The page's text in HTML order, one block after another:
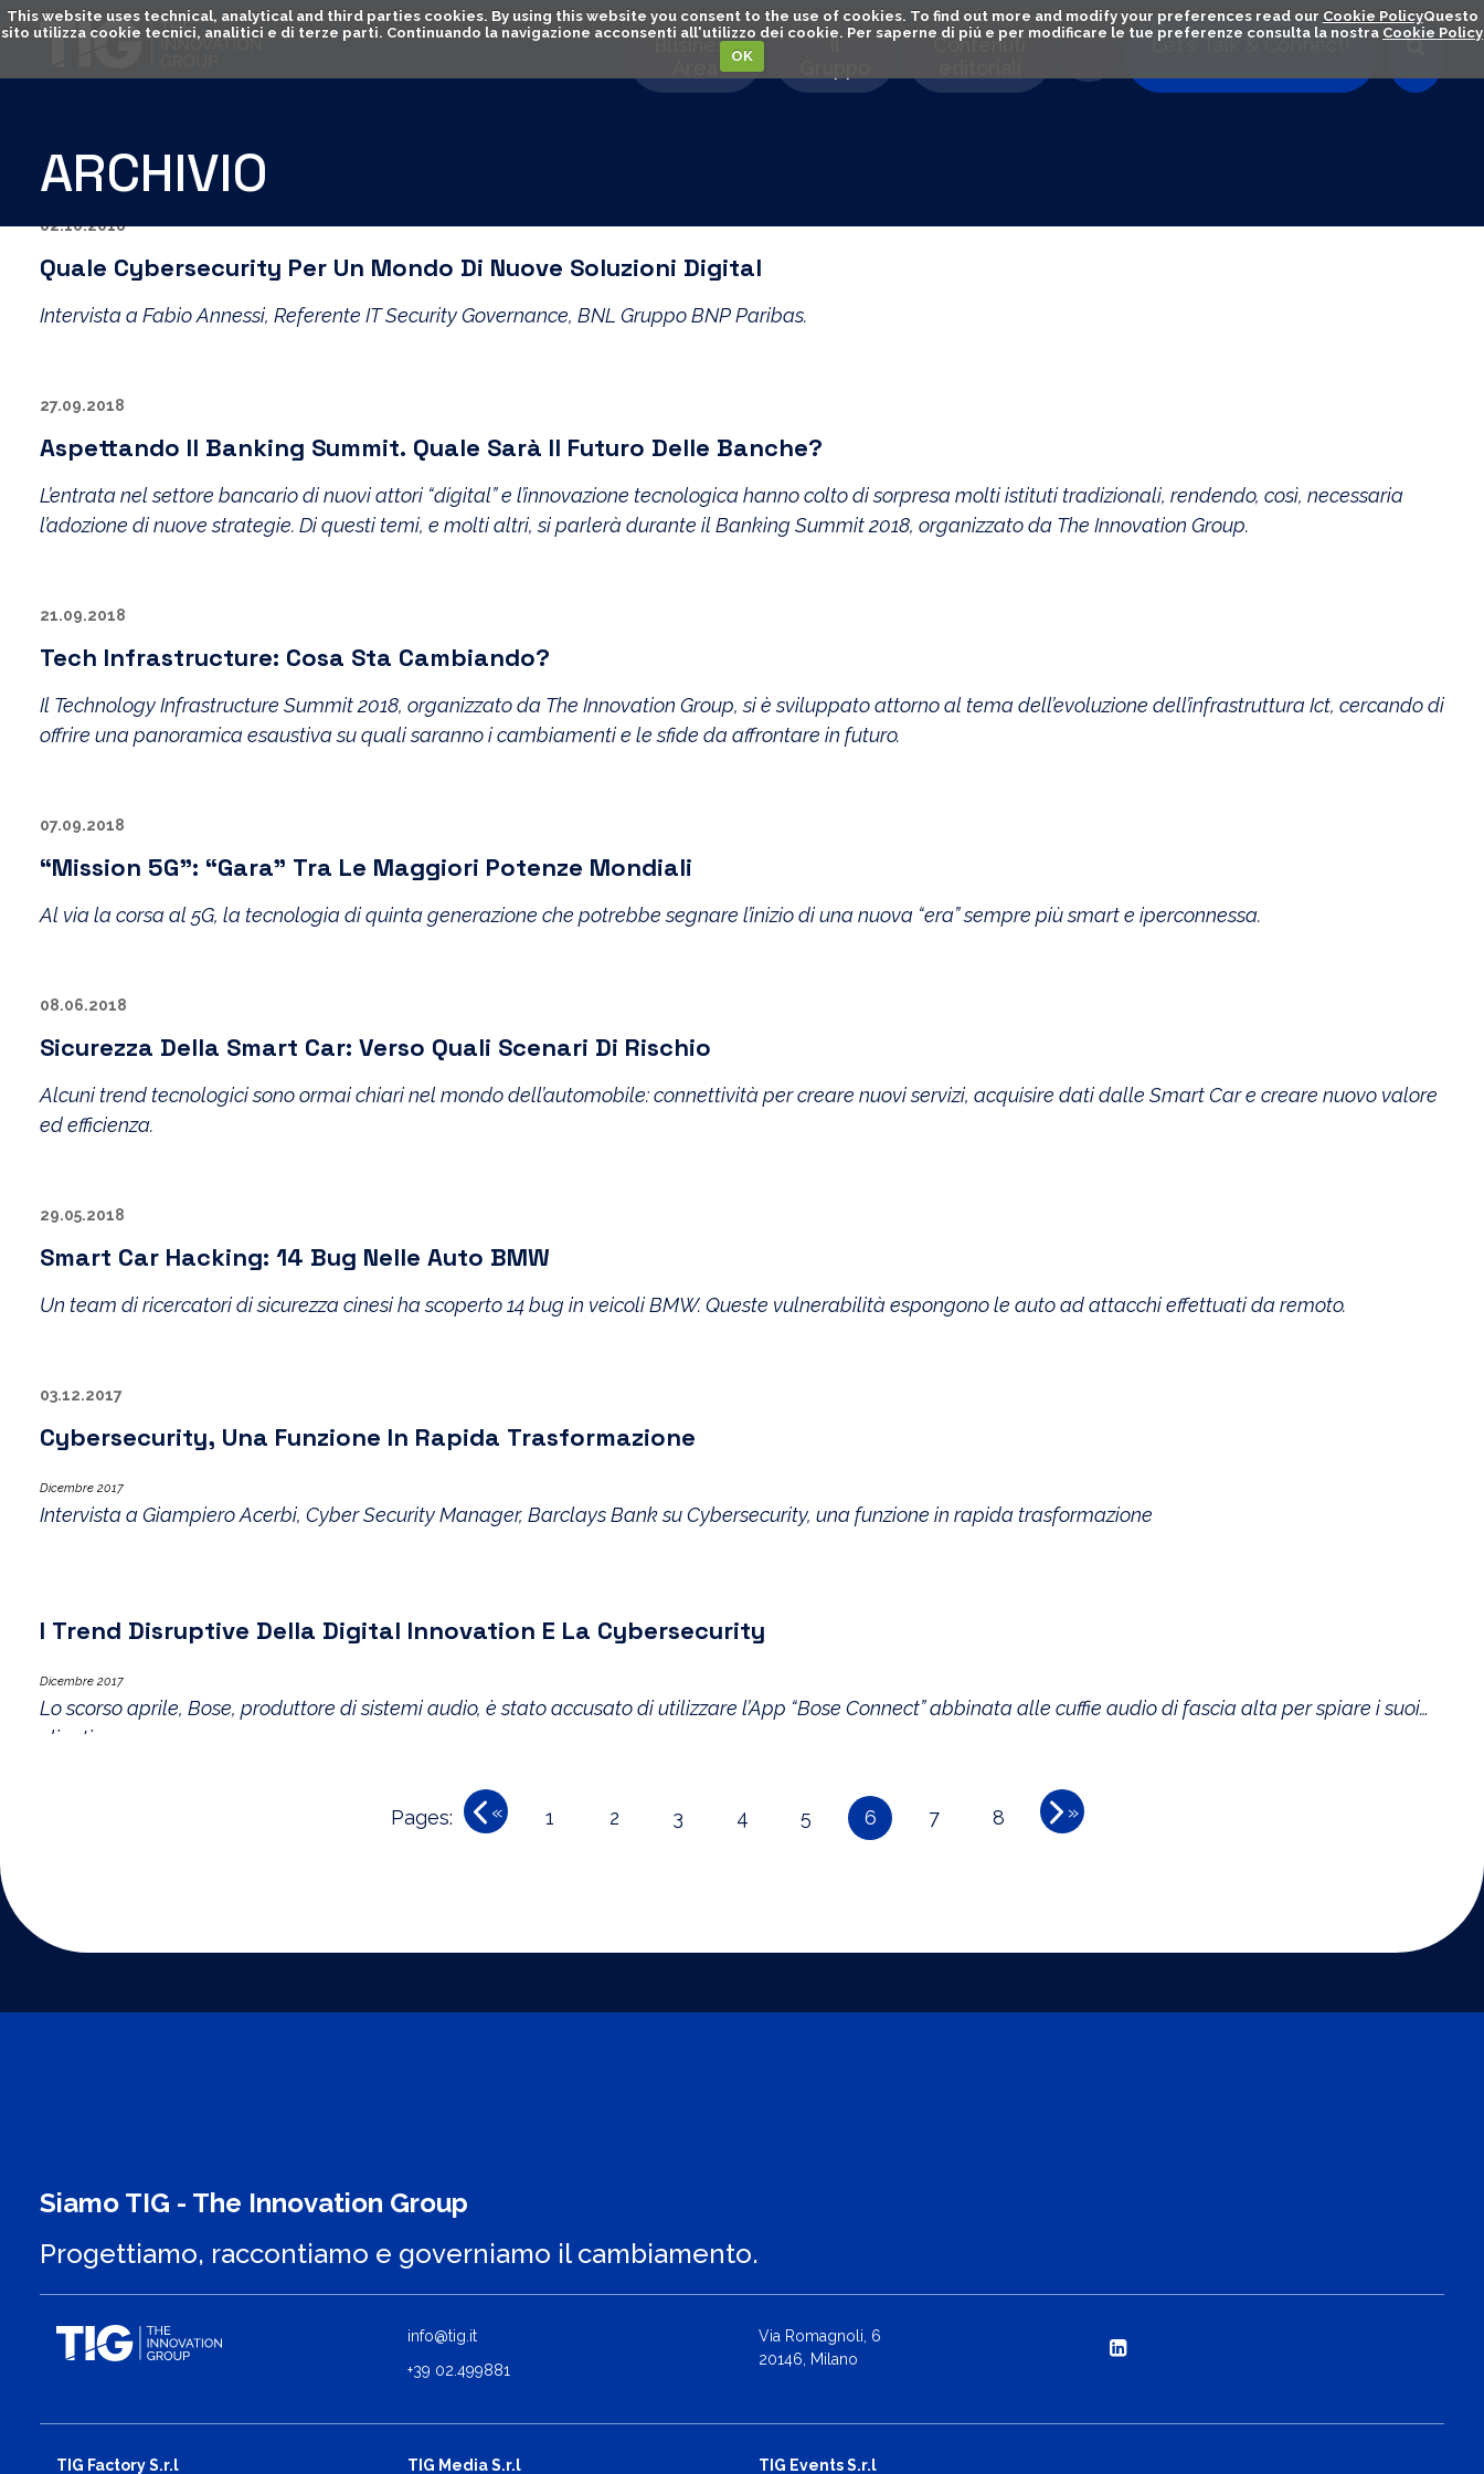
This website uses technical, analytical and third parties cookies. By using this website you consent to the use of cookies. To find out more and modify your preferences read our Cookie PolicyQuesto
sito utilizza cookie tecnici, analitici e di terze parti. Continuando la navigazione acconsenti all'utilizzo dei cookie. Per saperne di piú e per modificare le tue preferenze consulta la nostra Cookie Policy
OK
Let's Talk & Connect!
Business
Il
Contenuti
ARCHIVIO
02.10.2018
Quale Cybersecurity Per Un Mondo Di Nuove Soluzioni Digital
Intervista a Fabio Annessi, Referente IT Security Governance, BNL Gruppo BNP Paribas.
27.09.2018
Aspettando Il Banking Summit. Quale Sarà Il Futuro Delle Banche?
L’entrata nel settore bancario di nuovi attori “digital” e l’innovazione tecnologica hanno colto di sorpresa molti istituti tradizionali, rendendo, così, necessaria
l’adozione di nuove strategie. Di questi temi, e molti altri, si parlerà durante il Banking Summit 2018, organizzato da The Innovation Group.
21.09.2018
Tech Infrastructure: Cosa Sta Cambiando?
Il Technology Infrastructure Summit 2018, organizzato da The Innovation Group, si è sviluppato attorno al tema dell’evoluzione dell’infrastruttura Ict, cercando di
offrire una panoramica esaustiva su quali saranno i cambiamenti e le sfide da affrontare in futuro.
07.09.2018
“Mission 5G”: “gara” Tra Le Maggiori Potenze Mondiali
Al via la corsa al 5G, la tecnologia di quinta generazione che potrebbe segnare l’inizio di una nuova “era” sempre più smart e iperconnessa.
08.06.2018
Sicurezza Della Smart Car: Verso Quali Scenari Di Rischio
Alcuni trend tecnologici sono ormai chiari nel mondo dell’automobile: connettività per creare nuovi servizi, acquisire dati dalle Smart Car e creare nuovo valore
ed efficienza.
29.05.2018
Smart Car Hacking: 14 Bug Nelle Auto BMW
Un team di ricercatori di sicurezza cinesi ha scoperto 14 bug in veicoli BMW. Queste vulnerabilità espongono le auto ad attacchi effettuati da remoto.
03.12.2017
Cybersecurity, Una Funzione In Rapida Trasformazione
Dicembre 2017
Intervista a Giampiero Acerbi, Cyber Security Manager, Barclays Bank su Cybersecurity, una funzione in rapida trasformazione
I Trend Disruptive Della Digital Innovation E La Cybersecurity
Dicembre 2017
Lo scorso aprile, Bose, produttore di sistemi audio, è stato accusato di utilizzare l’App “Bose Connect” abbinata alle cuffie audio di fascia alta per spiare i suoi
clienti.
Pages: « 1 2 3 4 5 6 7 8 »
Siamo TIG - The Innovation Group
Progettiamo, raccontiamo e governiamo il cambiamento.
info@tig.it
+39 02.499881
Via Romagnoli, 6
20146, Milano
TIG Factory S.r.l TIG Media S.r.l TIG Events S.r.l